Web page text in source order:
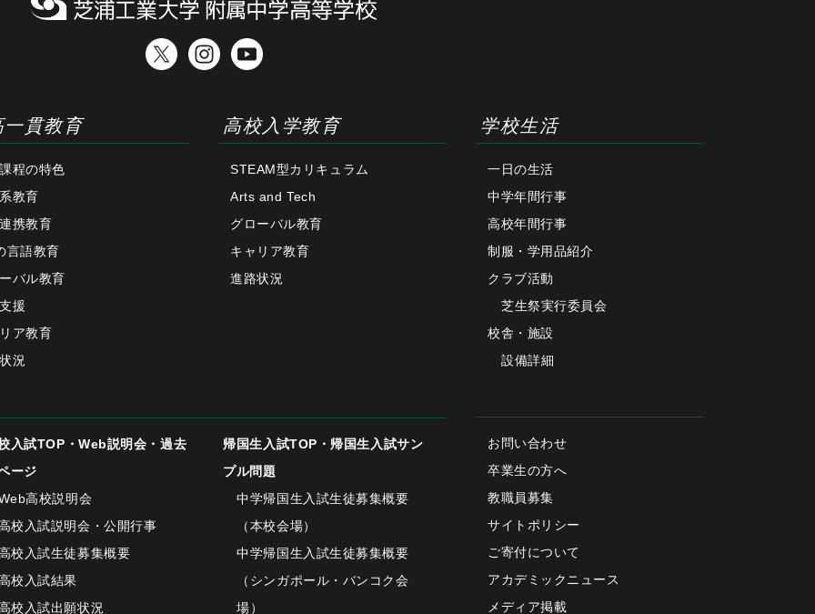
一貫教育
程の特色
教育
携教育
言語教育
バル教育
援
ア教育
況
高校入学教育
STEAM型カリキュラム
Arts and Tech
グローバル教育
キャリア教育
進路状況
学校生活
一日の生活
中学年間行事
高校年間行事
制服・学用品紹介
クラブ活動
芝生祭実行委員会
校舎・施設
設備詳細
入試TOP・Web説明会・過去
ージ
高校説明会
校入試説明会・公開行事
校入試生徒募集概要
校入試結果
校入試出願状況
帰国生入試TOP・帰国生入試サン
プル問題
中学帰国生入試生徒募集概要
（本校会場）
中学帰国生入試生徒募集概要
（シンガポール・バンコク会
場）
お問い合わせ
卒業生の方へ
教職員募集
サイトポリシー
ご寄付について
アカデミックニュース
メディア掲載